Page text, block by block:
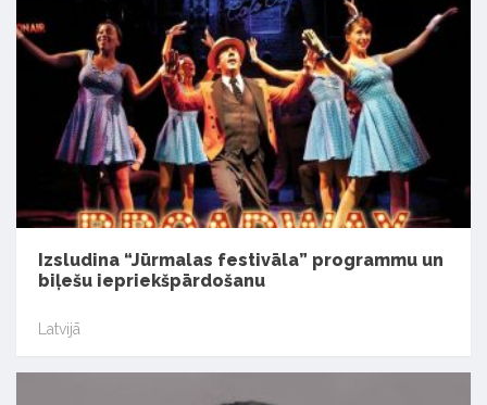
Izsludina “Jūrmalas festivāla” programmu un
biļešu iepriekšpārdošanu
Latvijā